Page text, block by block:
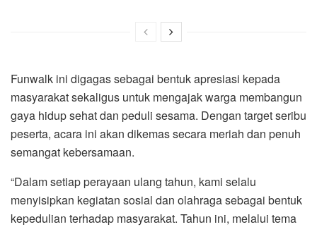
Funwalk ini digagas sebagai bentuk apresiasi kepada
masyarakat sekaligus untuk mengajak warga membangun
gaya hidup sehat dan peduli sesama. Dengan target seribu
peserta, acara ini akan dikemas secara meriah dan penuh
semangat kebersamaan.
“Dalam setiap perayaan ulang tahun, kami selalu
menyisipkan kegiatan sosial dan olahraga sebagai bentuk
kepedulian terhadap masyarakat. Tahun ini, melalui tema